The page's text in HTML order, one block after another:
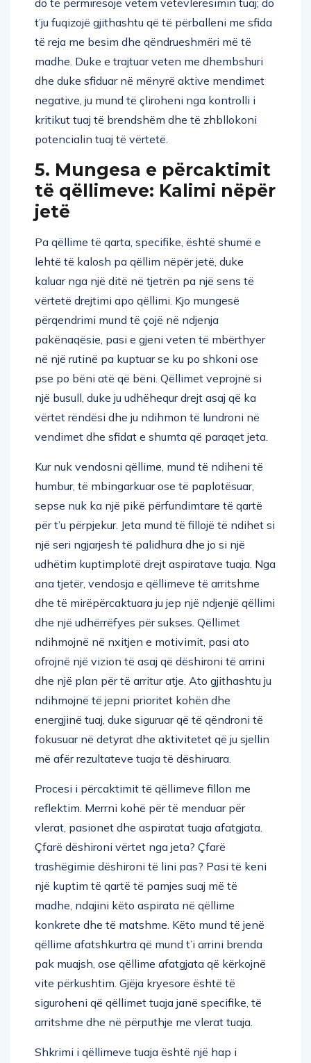
t’ju fuqizojë gjithashtu që të përballeni me sfida
të reja me besim dhe qëndrueshmëri më të
madhe. Duke e trajtuar veten me dhembshuri
dhe duke sfiduar në mënyrë aktive mendimet
negative, ju mund të çliroheni nga kontrolli i
kritikut tuaj të brendshëm dhe të zhbllokoni
potencialin tuaj të vërtetë.
5. Mungesa e përcaktimit
të qëllimeve: Kalimi nëpër
jetë
Pa qëllime të qarta, specifike, është shumë e
lehtë të kalosh pa qëllim nëpër jetë, duke
kaluar nga një ditë në tjetrën pa një sens të
vërtetë drejtimi apo qëllimi. Kjo mungesë
përqendrimi mund të çojë në ndjenja
pakënaqësie, pasi e gjeni veten të mbërthyer
në një rutinë pa kuptuar se ku po shkoni ose
pse po bëni atë që bëni. Qëllimet veprojnë si
një busull, duke ju udhëhequr drejt asaj që ka
vërtet rëndësi dhe ju ndihmon të lundroni në
vendimet dhe sfidat e shumta që paraqet jeta.
Kur nuk vendosni qëllime, mund të ndiheni të
humbur, të mbingarkuar ose të paplotësuar,
sepse nuk ka një pikë përfundimtare të qartë
për t’u përpjekur. Jeta mund të fillojë të ndihet si
një seri ngjarjesh të palidhura dhe jo si një
udhëtim kuptimplotë drejt aspiratave tuaja. Nga
ana tjetër, vendosja e qëllimeve të arritshme
dhe të mirëpërcaktuara ju jep një ndjenjë qëllimi
dhe një udhërrëfyes për sukses. Qëllimet
ndihmojnë në nxitjen e motivimit, pasi ato
ofrojnë një vizion të asaj që dëshironi të arrini
dhe një plan për të arritur atje. Ato gjithashtu ju
ndihmojnë të jepni prioritet kohën dhe
energjinë tuaj, duke siguruar që të qëndroni të
fokusuar në detyrat dhe aktivitetet që ju sjellin
më afër rezultateve tuaja të dëshiruara.
Procesi i përcaktimit të qëllimeve fillon me
reflektim. Merrni kohë për të menduar për
vlerat, pasionet dhe aspiratat tuaja afatgjata.
Çfarë dëshironi vërtet nga jeta? Çfarë
trashëgimie dëshironi të lini pas? Pasi të keni
një kuptim të qartë të pamjes suaj më të
madhe, ndajini këto aspirata në qëllime
konkrete dhe të matshme. Këto mund të jenë
qëllime afatshkurtra që mund t’i arrini brenda
pak muajsh, ose qëllime afatgjata që kërkojnë
vite përkushtim. Gjëja kryesore është të
siguroheni që qëllimet tuaja janë specifike, të
arritshme dhe në përputhje me vlerat tuaja.
Shkrimi i qëllimeve tuaja është një hap i